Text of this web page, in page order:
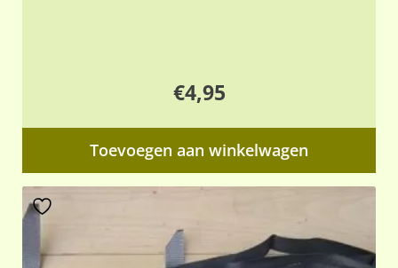
€4,95
Toevoegen aan winkelwagen